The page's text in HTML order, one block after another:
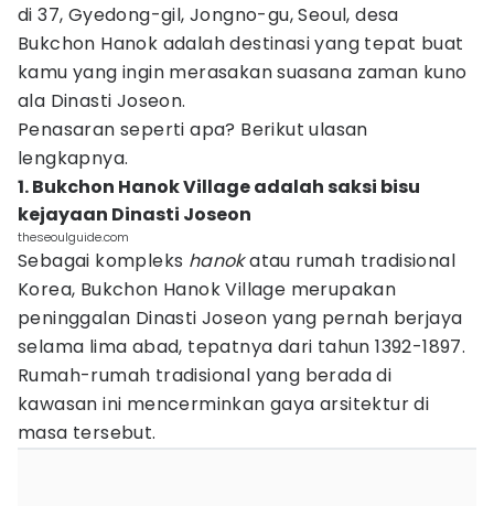
di 37, Gyedong-gil, Jongno-gu, Seoul, desa
Bukchon Hanok adalah destinasi yang tepat buat
kamu yang ingin merasakan suasana zaman kuno
ala Dinasti Joseon.
Penasaran seperti apa? Berikut ulasan
lengkapnya.
1. Bukchon Hanok Village adalah saksi bisu
kejayaan Dinasti Joseon
theseoulguide.com
Sebagai kompleks hanokatau rumah tradisional
Korea, Bukchon Hanok Village merupakan
peninggalan Dinasti Joseon yang pernah berjaya
selama lima abad, tepatnya dari tahun 1392-1897.
Rumah-rumah tradisional yang berada di
kawasan ini mencerminkan gaya arsitektur di
masa tersebut.